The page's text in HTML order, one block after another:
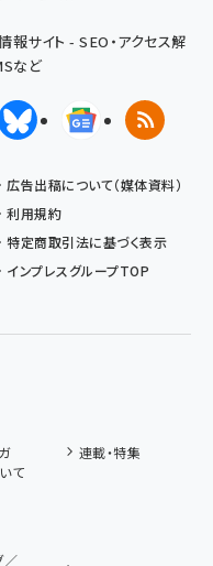
報サイト - SEO・アクセス解
など
クス)BlueskyGoogleニュ
RSS
広告出稿について（媒体資料）
利用規約
特定商取引法に基づく表示
インプレスグループTOP
連載・特集
て
／